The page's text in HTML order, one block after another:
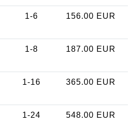
1-6 156.00 EUR
1-8 187.00 EUR
1-16 365.00 EUR
1-24 548.00 EUR